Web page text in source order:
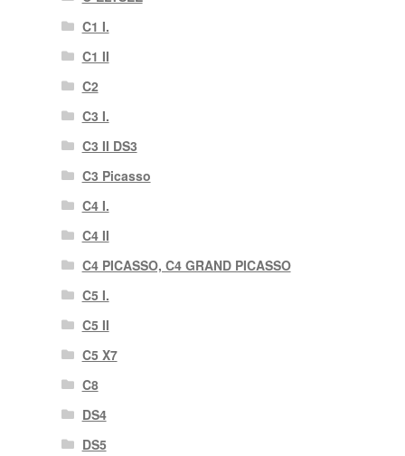
C1 I.
C1 II
C2
C3 I.
C3 II DS3
C3 Picasso
C4 I.
C4 II
C4 PICASSO, C4 GRAND PICASSO
C5 I.
C5 II
C5 X7
C8
DS4
DS5